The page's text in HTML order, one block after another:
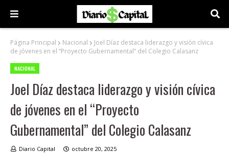
Página Principal Nacional
Joel Díaz destaca liderazgo y visión cívica
de jóvenes en el “Proyecto Gubernamental” del Colegio Calasanz
NACIONAL
Joel Díaz destaca liderazgo y visión cívica
de jóvenes en el “Proyecto
Gubernamental” del Colegio Calasanz
Diario Capital octubre 20, 2025